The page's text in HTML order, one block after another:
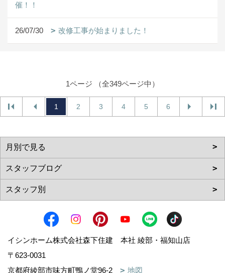
催！！
26/07/30 改修工事が始まりました！
1ページ （全349ページ中）
1 2 3 4 5 6
イシンホーム株式会社森下住建 本社 綾部・福知山店
〒623-0031
京都府綾部市味方町鴨ノ堂96-2
地図